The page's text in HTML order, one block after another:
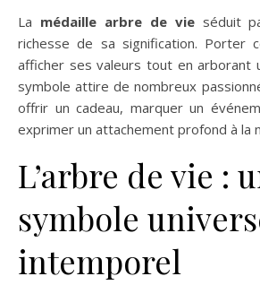
La médaille arbre de vieséduit
richesse de sa signification. Porter
afficher ses valeurs tout en arborant
symbole attire de nombreux
offrir un cadeau, marquer un
exprimer un attachement profond à la
L’arbre de vie :
symbole
intemporel